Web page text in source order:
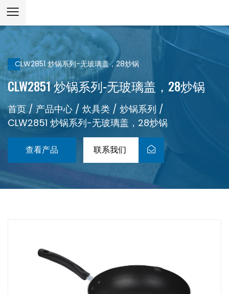
CLW2851 炒锅系列-无玻璃盖，28炒锅
CLW2851 炒锅系列-无玻璃盖，28炒锅
首页 / 产品中心 / 炊具类 / 炒锅系列 /
CLW2851 炒锅系列-无玻璃盖，28炒锅
查看产品 联系我们